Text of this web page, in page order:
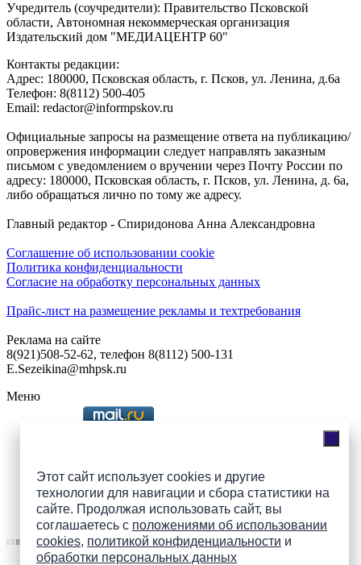
Этот сайт использует cookies и другие
технологии для навигации и сбора статистики на
сайте. Продолжая использовать сайт, вы
соглашаетесь с положениями об использовании
cookies, политикой конфиденциальности и
обработки персональных данных
Учредитель (соучредители): Правительство Псковской
области, Автономная некоммерческая организация
Издательский дом "МЕДИАЦЕНТР 60"
Контакты редакции:
Адреc: 180000, Псковская область, г. Псков, ул. Ленина, д.6а
Телефон: 8(8112) 500-405
Email: redactor@informpskov.ru
Официальные запросы на размещение ответа на публикацию/
опровержения информации следует направлять заказным
письмом с уведомлением о вручении через Почту России по
адресу: 180000, Псковская область, г. Псков, ул. Ленина, д. 6а,
либо обращаться лично по тому же адресу.
Главный редактор - Спиридонова Анна Александровна
Соглашение об использовании cookie
Политика конфиденциальности
Согласие на обработку персональных данных
Прайс-лист на размещение рекламы и техтребования
Реклама на сайте
8(921)508-52-62, телефон 8(8112) 500-131
E.Sezeikina@mhpsk.ru
Меню
Подпишись на группы
ПАИ в соцсетях!